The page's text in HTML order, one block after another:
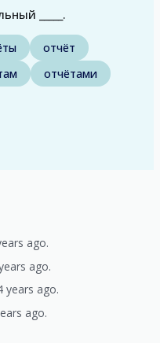
_____.
отчёт
отчётами
ago.
ago.
years ago.
ago.